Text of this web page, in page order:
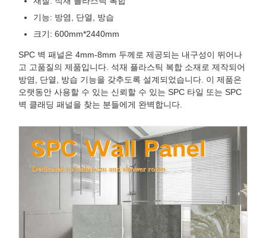
기능: 방염, 단열, 방습
크기: 600mm*2440mm
SPC 벽 패널은 4mm-8mm 두께로 제공되는 내구성이 뛰어나
고 고품질의 제품입니다. 석재 플라스틱 복합 소재로 제작되어
방염, 단열, 방습 기능을 갖추도록 설계되었습니다. 이 제품은
오랫동안 사용할 수 있는 신뢰할 수 있는 SPC 타일 또는 SPC
벽 클래딩 패널을 찾는 분들에게 완벽합니다.